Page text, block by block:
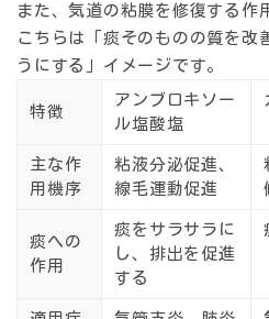
また、気道の粘膜を修復する作
こちらは「痰そのものの質を改
うにする」イメージです。
特徴
アンブロキソー
ル塩酸塩
主な作
用機序
粘液分泌促進、
線毛運動促進
痰への
作用
痰をサラサラに
し、排出を促進
する